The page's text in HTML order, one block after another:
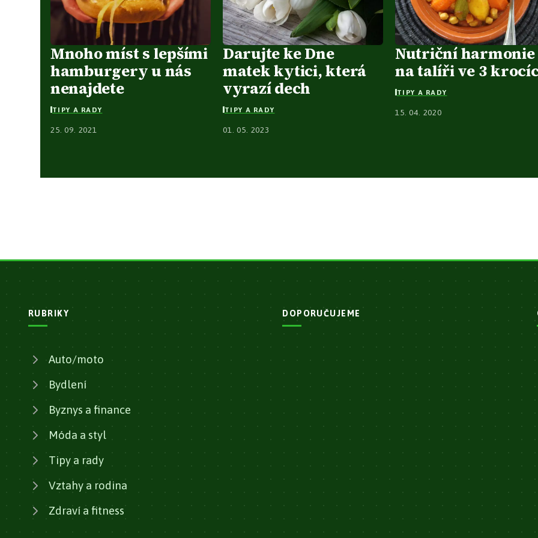
Mnoho míst s lepšími
hamburgery u nás
nenajdete
TIPY A RADY
25. 09. 2021
Darujte ke Dne
matek kytici, která
vyrazí dech
TIPY A RADY
01. 05. 2023
Nutriční harmonie
na talíři ve 3
TIPY A RADY
15. 04. 2020
RUBRIKY
Auto/moto
Bydlení
Byznys a finance
Móda a styl
Tipy a rady
Vztahy a rodina
Zdraví a fitness
DOPORUČUJEME